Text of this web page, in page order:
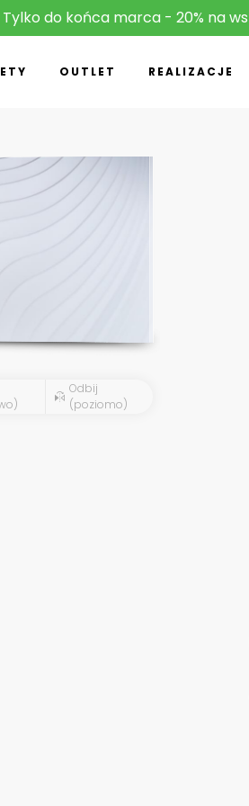
Tylko do końca marca - 20% na
OUTLET REALIZACJE
Odbij
(poziomo)